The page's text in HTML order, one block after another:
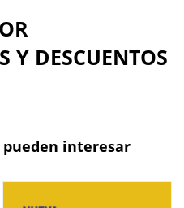
Y DESCUENTOS
interesar